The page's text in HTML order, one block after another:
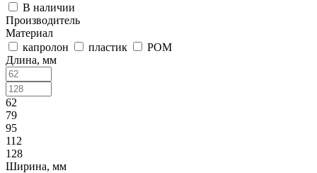
В наличии
Производитель
Материал
капролон
пластик
РОМ
Длина, мм
62
79
95
112
128
Ширина, мм